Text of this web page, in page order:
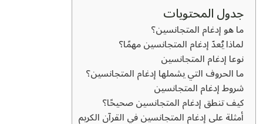
جدول المحتويات
ما هو إدغام المتجانسين؟
لماذا يُعدّ إدغام المتجانسين مهمًا؟
نوعا إدغام المتجانسين
ما الحروف التي يشملها إدغام المتجانسين؟
شروط إدغام المتجانسين
كيف تنطق إدغام المتجانسين صحيحًا؟
أمثلة على إدغام المتجانسين في القرآن الكريم